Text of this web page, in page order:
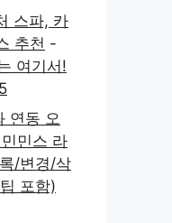
스파, 카
추천 -
여기서!
연동 오
민스 라
/변경/삭
포함)